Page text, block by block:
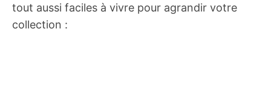
tout aussi faciles à vivre pour agrandir votre
collection :